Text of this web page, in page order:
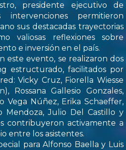
presidente ejecutivo de
intervenciones permitieron
sus destacadas trayectorias
valiosas reflexiones sobre
e inversión en el país.
este evento, se realizaron dos
estructurado, facilitados por
Vicky Cruz, Fiorella Wiesse
Rossana Gallesio Gonzales,
Vega Núñez, Erika Schaeffer,
Mendoza, Julio Del Castillo y
contribuyeron activamente a
entre los asistentes.
para Alfonso Baella y Luis